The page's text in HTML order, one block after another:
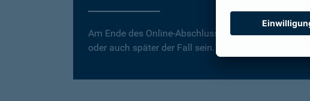
Am Ende des Online-Abschlusses können Sie
oder auch später der Fall sein.